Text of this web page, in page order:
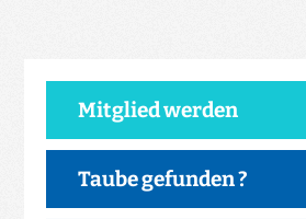
Mitglied werden
Taube gefunden ?